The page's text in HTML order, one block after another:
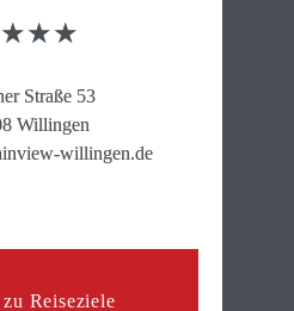
Straße 53
Willingen
willingen.de
Reiseziele